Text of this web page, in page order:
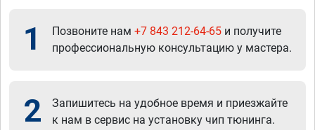
1 Позвоните нам +7 843 212-64-65 и получите
профессиональную консультацию у мастера.
2
Запишитесь на удобное время и приезжайте
к нам в сервис на установку чип тюнинга.